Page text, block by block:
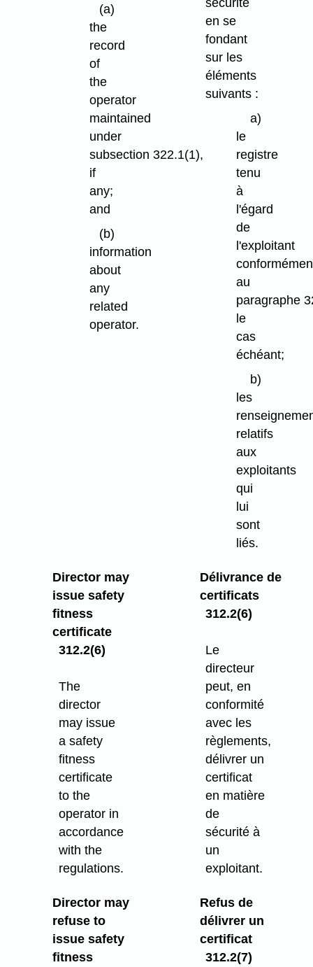
(a)
the
record
of
the
operator
maintained
under
subsection 322.1(1),
if
any;
and
(b)
information
about
any
related
operator.
sécurité
en se
fondant
sur les
éléments
suivants :
a)
le
registre
tenu
à
l'égard
de
l'exploitant
au
paragraphe
le
cas
échéant;
b)
les
relatifs
aux
exploitants
qui
lui
sont
liés.
Director may
issue safety
fitness
certificate
312.2(6)
The
director
may issue
a safety
fitness
certificate
to the
operator in
accordance
with the
regulations.
Délivrance de
certificats
312.2(6)
Le
directeur
peut, en
conformité
avec les
règlements,
délivrer un
certificat
en matière
de
sécurité à
un
exploitant.
Director may
refuse to
issue safety
fitness
Refus de
délivrer un
certificat
312.2(7)